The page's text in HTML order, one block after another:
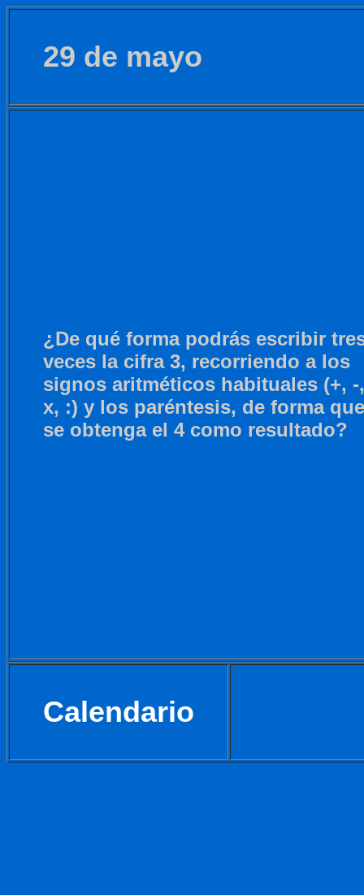
29 de mayo
¿De qué forma podrás escribir
veces la cifra 3, recorriendo a los
signos aritméticos habituales (+, -,
x, :) y los paréntesis, de forma que
se obtenga el 4 como resultado?
Calendario